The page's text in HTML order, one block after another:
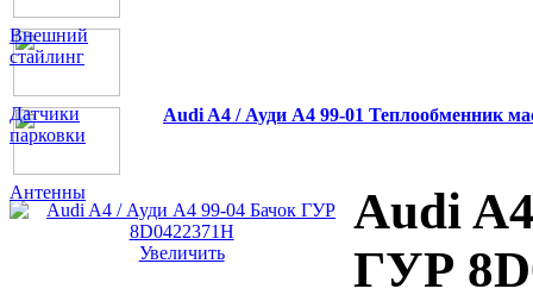
Внешний
стайлинг
Датчики
парковки
Антенны
Audi A4 / Ауди А4 99-01 Теплообменник
Увеличить
Audi
ГУР